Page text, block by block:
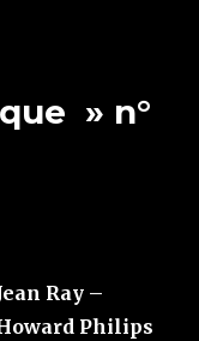
» n°
Ray –
Philips